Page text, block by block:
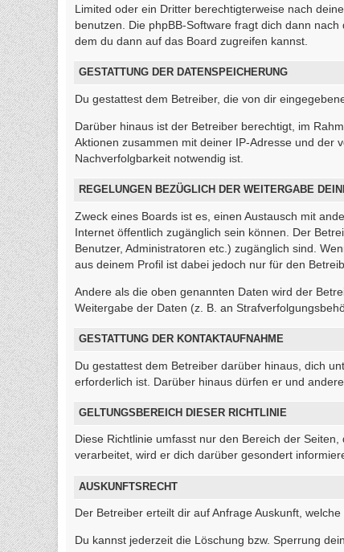
Limited oder ein Dritter berechtigterweise nach
benutzen. Die phpBB-Software fragt dich dann
dem du dann auf das Board zugreifen kannst.
GESTATTUNG DER DATENSPEICHERUNG
Du gestattest dem Betreiber, die von dir
Darüber hinaus ist der Betreiber berechtigt, im
Aktionen zusammen mit deiner IP-Adresse und der
Nachverfolgbarkeit notwendig ist.
REGELUNGEN BEZÜGLICH DER WEITERGABE
Zweck eines Boards ist es, einen Austausch mit
Internet öffentlich zugänglich sein können. Der
Benutzer, Administratoren etc.) zugänglich sind.
aus deinem Profil ist dabei jedoch nur für den
Andere als die oben genannten Daten wird der
Weitergabe der Daten (z. B. an
GESTATTUNG DER KONTAKTAUFNAHME
Du gestattest dem Betreiber darüber hinaus, dich
erforderlich ist. Darüber hinaus dürfen er und
GELTUNGSBEREICH DIESER RICHTLINIE
Diese Richtlinie umfasst nur den Bereich der
verarbeitet, wird er dich darüber gesondert
AUSKUNFTSRECHT
Der Betreiber erteilt dir auf Anfrage Auskunft,
Du kannst jederzeit die Löschung bzw. Sperrung